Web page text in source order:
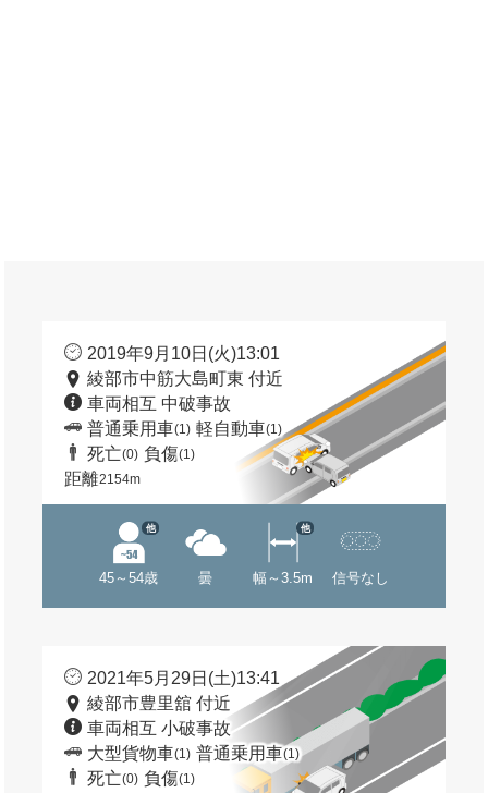
2019年9月10日(火)13:01
綾部市中筋大島町東 付近
車両相互 中破事故
普通乗用車(1) 軽自動車(1)
死亡(0) 負傷(1)
距離2154m
45～54歳
他
曇 幅～3.5m
他
信号なし
2021年5月29日(土)13:41
綾部市豊里舘 付近
車両相互 小破事故
大型貨物車(1) 普通乗用車(1)
死亡(0) 負傷(1)